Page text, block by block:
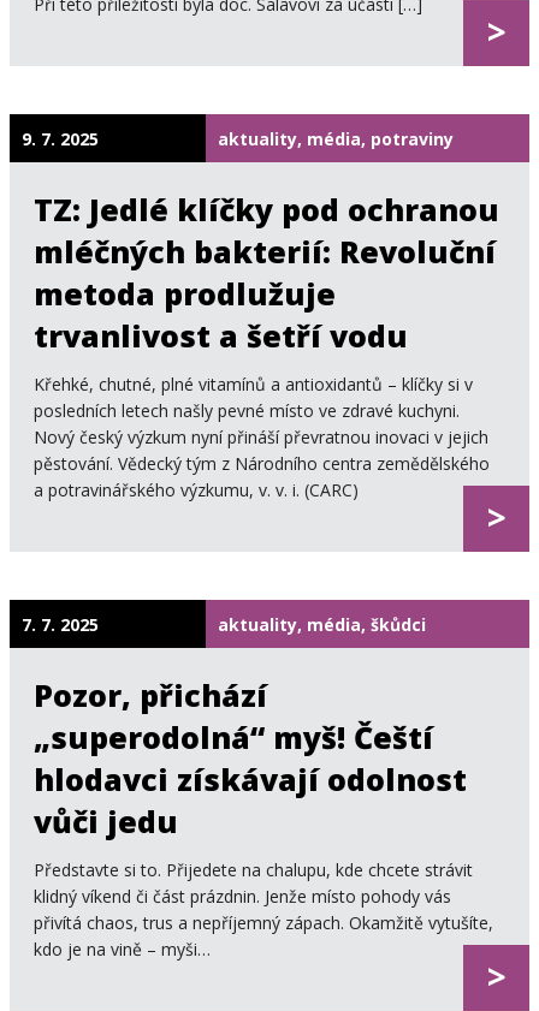
>
9. 7. 2025 aktuality, média, potraviny
TZ: Jedlé klíčky pod ochranou
mléčných bakterií: Revoluční
metoda prodlužuje
trvanlivost a šetří vodu
Křehké, chutné, plné vitamínů a antioxidantů – klíčky si v
posledních letech našly pevné místo ve zdravé kuchyni.
Nový český výzkum nyní přináší převratnou inovaci v jejich
pěstování. Vědecký tým z Národního centra zemědělského
a potravinářského výzkumu, v. v. i. (CARC)
>
7. 7. 2025 aktuality, média, škůdci
Pozor, přichází
„superodolná“ myš! Čeští
hlodavci získávají odolnost
vůči jedu
Představte si to. Přijedete na chalupu, kde chcete strávit
klidný víkend či část prázdnin. Jenže místo pohody vás
přivítá chaos, trus a nepříjemný zápach. Okamžitě vytušíte,
kdo je na vině – myši…
>